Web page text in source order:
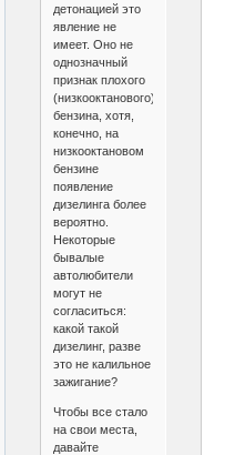
детонацией это
явление не
имеет. Оно не
однозначный
признак плохого
(низкооктанового)
бензина, хотя,
конечно, на
низкооктановом
бензине
появление
дизелинга более
вероятно.
Некоторые
бывалые
автолюбители
могут не
согласиться:
какой такой
дизелинг, разве
это не калильное
зажигание?
Чтобы все стало
на свои места,
давайте